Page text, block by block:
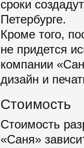
сроки
Петербурге.
Кроме того,
не придется
компании
дизайн и
Стоимость
Стоимость
«Саня»